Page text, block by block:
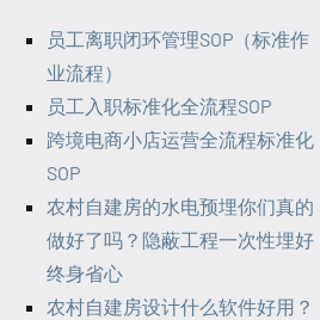
员工离职闭环管理SOP（标准作
业流程）
员工入职标准化全流程SOP
跨境电商小店运营全流程标准化
SOP
农村自建房的水电预埋你们真的
做好了吗？隐蔽工程一次性埋好
终身省心
农村自建房设计什么软件好用？